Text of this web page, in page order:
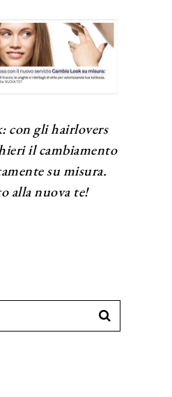
con gli hairlovers
il cambiamento
su misura.
alla nuova te!